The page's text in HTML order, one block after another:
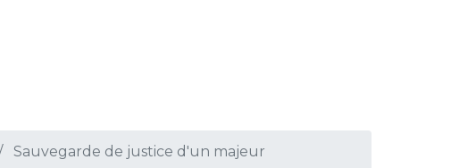
Sauvegarde de justice d'un majeur